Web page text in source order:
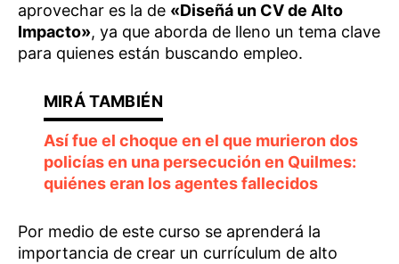
aprovechar es la de «Diseñá un CV de Alto
Impacto», ya que aborda de lleno un tema clave
para quienes están buscando empleo.
Así fue el choque en el que murieron dos
policías en una persecución en Quilmes:
quiénes eran los agentes fallecidos
Por medio de este curso se aprenderá la
importancia de crear un currículum de alto